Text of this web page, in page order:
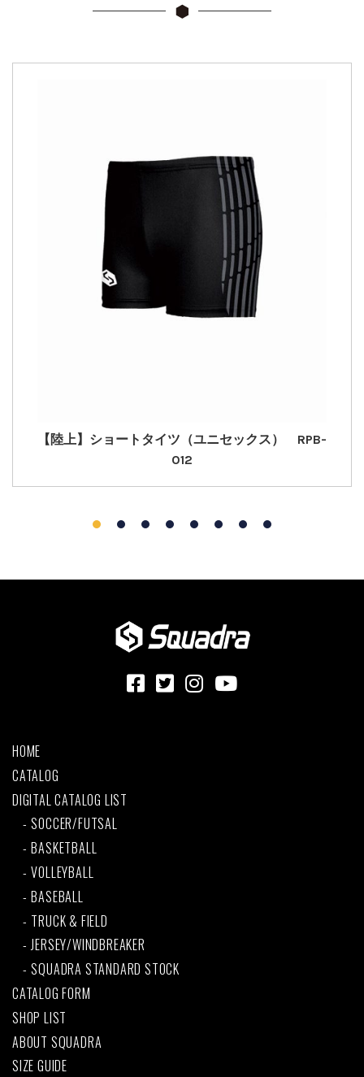
【陸上】ショートタイツ（ユニセックス） RPB-
012
HOME
CATALOG
DIGITAL CATALOG LIST
SOCCER/FUTSAL
BASKETBALL
VOLLEYBALL
BASEBALL
TRUCK & FIELD
JERSEY/WINDBREAKER
SQUADRA STANDARD STOCK
CATALOG FORM
SHOP LIST
ABOUT SQUADRA
SIZE GUIDE